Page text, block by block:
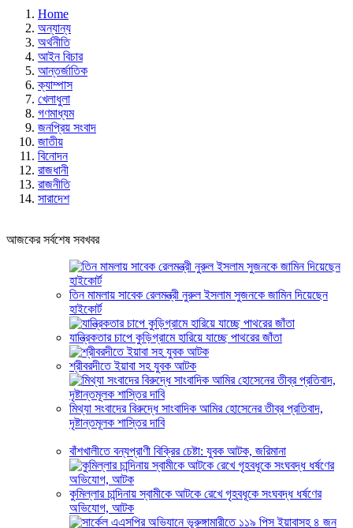
Home
অন্যান্য
অর্থনীতি
আইন বিচার
আন্তর্জাতিক
ক্যাম্পাস
খেলাধুলা
গণমাধ্যম
জনপ্রিয় সংবাদ
জাতীয়
বিনোদন
রাজধানী
রাজনীতি
সারাদেশ
আজকের সর্বশেষ সবখবর
তিন মামলায় সাবেক রেলমন্ত্রী নুরুল ইসলাম সুজনকে জামিন দিয়েছেন
হাইকোর্ট
যান্ত্রিকতার চাপে কুড়িগ্রামে হারিয়ে যাচ্ছে পাথরের জাঁতা
শ্রীবরদীতে ইয়াবা সহ যুবক আটক
মিথ্যা সংবাদের বিরুদ্ধে সাংবাদিক আমির হোসেনের তীব্র প্রতিবাদ,
দৃষ্টান্তমূলক শাস্তির দাবি
বাঁশখালীতে বন্যপ্রাণী বিক্রির চেষ্টা: যুবক আটক, জরিমানা
কুমিল্লার চান্দিনায় স্বামীকে আটকে রেখে গৃহবধূকে সংঘবদ্ধ ধর্ষণের
অভিযোগ, আটক